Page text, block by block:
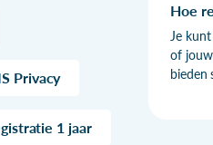
Privacy
1 jaar
Hoe
Je
of jouw
bieden